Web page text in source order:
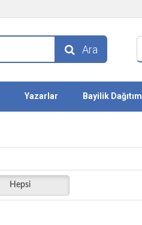
Ara
Yazarlar Bayilik Dağıtım
Hepsi